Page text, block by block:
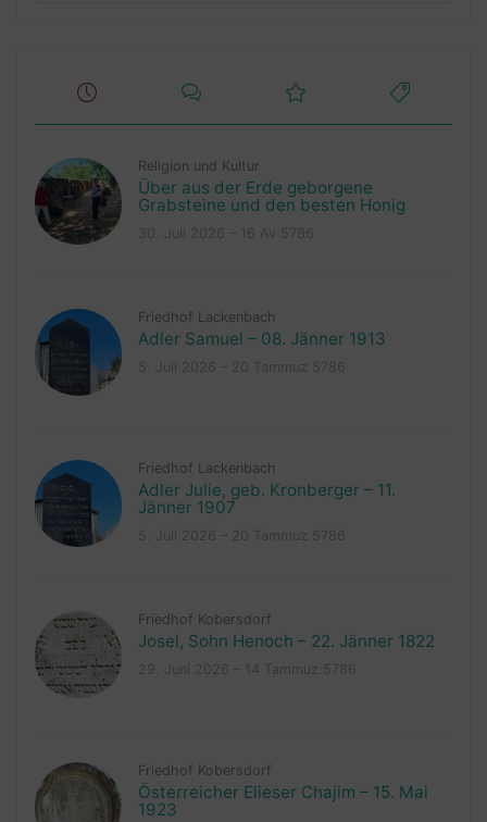
Religion und Kultur
Über aus der Erde geborgene
Grabsteine und den besten Honig
Friedhof Lackenbach
Adler Samuel – 08. Jänner 1913
Friedhof Lackenbach
Adler Julie, geb. Kronberger – 11.
Jänner 1907
Friedhof Kobersdorf
Josel, Sohn Henoch – 22. Jänner 1822
Friedhof Kobersdorf
Österreicher Elieser Chajim – 15. Mai
1923